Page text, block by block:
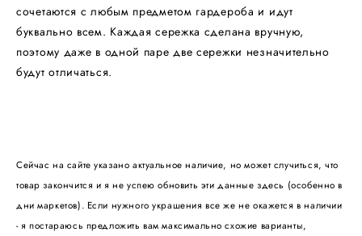
сочетаются с любым предметом гардероба и идут
буквально всем. Каждая сережка сделана вручную,
поэтому даже в одной паре две сережки незначительно
будут отличаться.
Сейчас на сайте указано актуальное наличие, но может случиться, что
товар закончится и я не успею обновить эти данные здесь (особенно в
дни маркетов). Если нужного украшения все же не окажется в наличии
- я постараюсь предложить вам максимально схожие варианты,